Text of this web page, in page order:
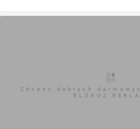
Chcesz dobrych
BLOKUJ